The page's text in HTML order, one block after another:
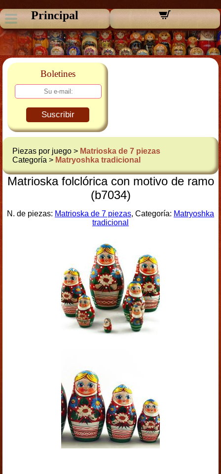
Principal
Boletines
Suscribir
Piezas por juego > Matrioska de 7 piezas
Categoría > Matryoshka tradicional
Matrioska folclórica con motivo de ramo
(b7034)
N. de piezas: Matrioska de 7 piezas, Categoría: Matryoshka
tradicional